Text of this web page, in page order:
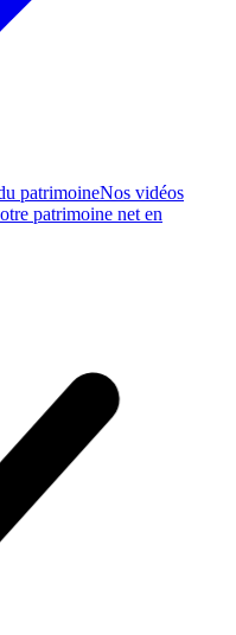
patrimoineNos vidéos
patrimoine net en